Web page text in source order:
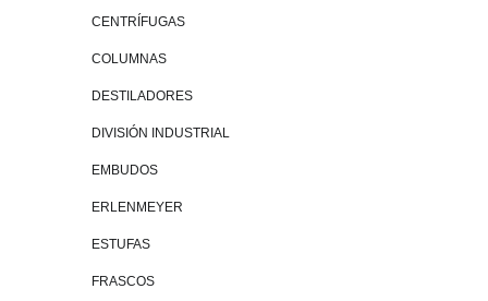
CENTRÍFUGAS
COLUMNAS
DESTILADORES
DIVISIÓN INDUSTRIAL
EMBUDOS
ERLENMEYER
ESTUFAS
FRASCOS